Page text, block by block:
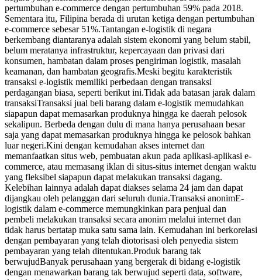
pertumbuhan e-commerce dengan pertumbuhan 59% pada 2018.
Sementara itu, Filipina berada di urutan ketiga dengan pertumbuhan
e-commerce sebesar 51%.Tantangan e-logistik di negara
berkembang diantaranya adalah sistem ekonomi yang belum stabil,
belum meratanya infrastruktur, kepercayaan dan privasi dari
konsumen, hambatan dalam proses pengiriman logistik, masalah
keamanan, dan hambatan geografis.Meski begitu karakteristik
transaksi e-logistik memiliki perbedaan dengan transaksi
perdagangan biasa, seperti berikut ini.Tidak ada batasan jarak dalam
transaksiTransaksi jual beli barang dalam e-logistik memudahkan
siapapun dapat memasarkan produknya hingga ke daerah pelosok
sekalipun. Berbeda dengan dulu di mana hanya perusahaan besar
saja yang dapat memasarkan produknya hingga ke pelosok bahkan
luar negeri.Kini dengan kemudahan akses internet dan
memanfaatkan situs web, pembuatan akun pada aplikasi-aplikasi e-
commerce, atau memasang iklan di situs-situs internet dengan waktu
yang fleksibel siapapun dapat melakukan transaksi dagang.
Kelebihan lainnya adalah dapat diakses selama 24 jam dan dapat
dijangkau oleh pelanggan dari seluruh dunia.Transaksi anonimE-
logistik dalam e-commerce memungkinkan para penjual dan
pembeli melakukan transaksi secara anonim melalui internet dan
tidak harus bertatap muka satu sama lain. Kemudahan ini berkorelasi
dengan pembayaran yang telah diotorisasi oleh penyedia sistem
pembayaran yang telah ditentukan.Produk barang tak
berwujudBanyak perusahaan yang bergerak di bidang e-logistik
dengan menawarkan barang tak berwujud seperti data, software,